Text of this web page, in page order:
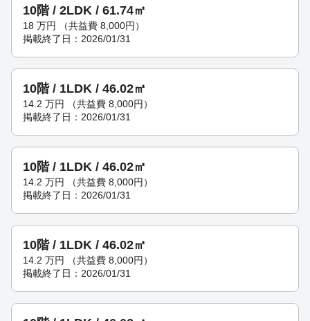
10階 / 2LDK / 61.74㎡
18 万円 （共益費 8,000円）
掲載終了日：2026/01/31
10階 / 1LDK / 46.02㎡
14.2 万円 （共益費 8,000円）
掲載終了日：2026/01/31
10階 / 1LDK / 46.02㎡
14.2 万円 （共益費 8,000円）
掲載終了日：2026/01/31
10階 / 1LDK / 46.02㎡
14.2 万円 （共益費 8,000円）
掲載終了日：2026/01/31